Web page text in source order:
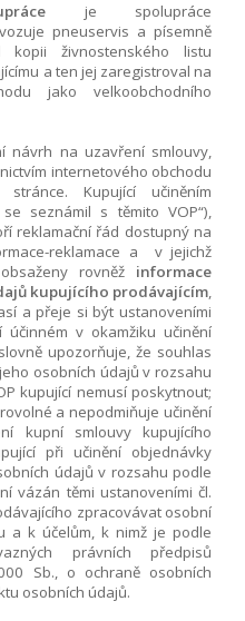
je spolupráce
pneuservis a písemně
kopii živnostenského listu
a ten jej zaregistroval na
jako velkoobchodního
návrh na uzavření smlouvy,
internetového obchodu
Kupující učiněním
seznámil s těmito VOP“),
reklamační řád dostupný na
reklamace a
v jejichž
rovněž informace
kupujícího prodávajícím,
a přeje si být ustanoveními
v okamžiku učinění
upozorňuje, že souhlas
osobních údajů v rozsahu
kupující nemusí poskytnout;
a nepodmiňuje učinění
kupní smlouvy kupujícího
při učinění objednávky
údajů v rozsahu podle
vázán těmi ustanoveními čl.
zpracovávat osobní
a k účelům, k nimž je podle
právních předpisů
Sb., o ochraně osobních
osobních údajů.